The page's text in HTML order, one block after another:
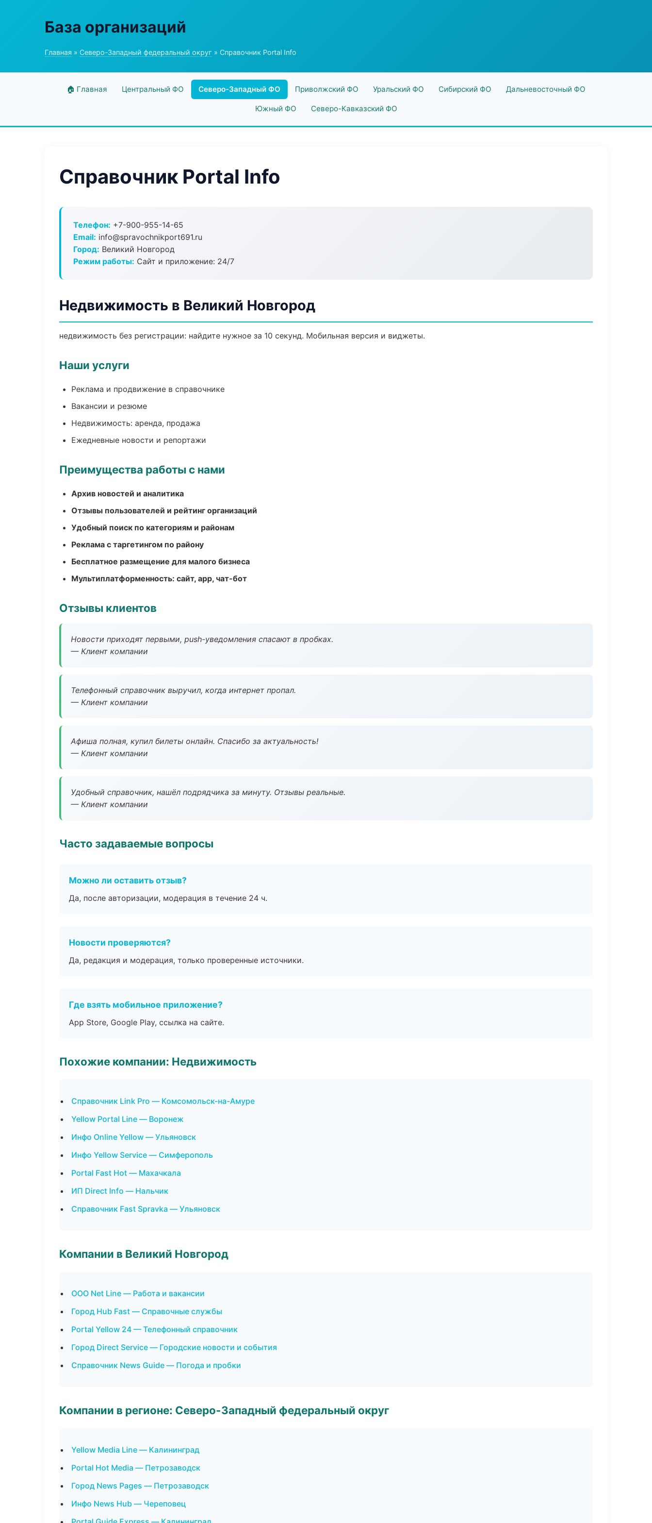
База организаций
Главная » Северо-Западный федеральный округ » Справочник Portal Info
🏠 Главная Центральный ФО Северо-Западный ФО Приволжский ФО Уральский ФО Сибирский ФО Дальневосточный ФО
Южный ФО Северо-Кавказский ФО
Справочник Portal Info
Телефон: +7-900-955-14-65
Email: info@spravochnikport691.ru
Город: Великий Новгород
Режим работы: Сайт и приложение: 24/7
Недвижимость в Великий Новгород
недвижимость без регистрации: найдите нужное за 10 секунд. Мобильная версия и виджеты.
Наши услуги
Реклама и продвижение в справочнике
Вакансии и резюме
Недвижимость: аренда, продажа
Ежедневные новости и репортажи
Преимущества работы с нами
Архив новостей и аналитика
Отзывы пользователей и рейтинг организаций
Удобный поиск по категориям и районам
Реклама с таргетингом по району
Бесплатное размещение для малого бизнеса
Мультиплатформенность: сайт, app, чат-бот
Отзывы клиентов
Новости приходят первыми, push-уведомления спасают в пробках.
— Клиент компании
Телефонный справочник выручил, когда интернет пропал.
— Клиент компании
Афиша полная, купил билеты онлайн. Спасибо за актуальность!
— Клиент компании
Удобный справочник, нашёл подрядчика за минуту. Отзывы реальные.
— Клиент компании
Часто задаваемые вопросы
Можно ли оставить отзыв?
Да, после авторизации, модерация в течение 24 ч.
Новости проверяются?
Да, редакция и модерация, только проверенные источники.
Где взять мобильное приложение?
App Store, Google Play, ссылка на сайте.
Похожие компании: Недвижимость
Справочник Link Pro — Комсомольск-на-Амуре
Yellow Portal Line — Воронеж
Инфо Online Yellow — Ульяновск
Инфо Yellow Service — Симферополь
Portal Fast Hot — Махачкала
ИП Direct Info — Нальчик
Справочник Fast Spravka — Ульяновск
Компании в Великий Новгород
ООО Net Line — Работа и вакансии
Город Hub Fast — Справочные службы
Portal Yellow 24 — Телефонный справочник
Город Direct Service — Городские новости и события
Справочник News Guide — Погода и пробки
Компании в регионе: Северо-Западный федеральный округ
Yellow Media Line — Калининград
Portal Hot Media — Петрозаводск
Город News Pages — Петрозаводск
Инфо News Hub — Череповец